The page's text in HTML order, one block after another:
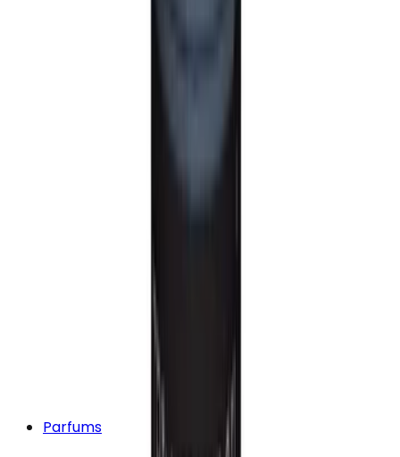
Parfums